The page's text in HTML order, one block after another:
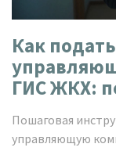
Как
ГИС ЖКХ:
Пошаговая
управляющую